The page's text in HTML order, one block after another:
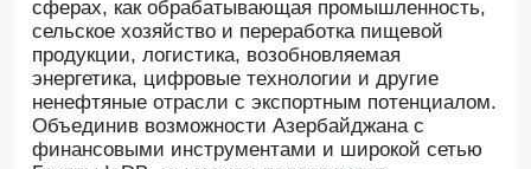
сферах, как обрабатывающая промышленность,
сельское хозяйство и переработка пищевой
продукции, логистика, возобновляемая
энергетика, цифровые технологии и другие
ненефтяные отрасли с экспортным потенциалом.
Объединив возможности Азербайджана с
финансовыми инструментами и широкой сетью